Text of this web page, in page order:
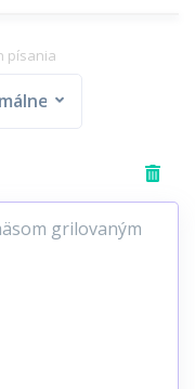
písania